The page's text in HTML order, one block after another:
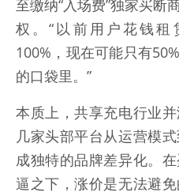
至缴纳“入场费”独家买断
权。“以前用户花钱
100%，现在可能只有
的口袋里。”
本质上，共享充电行业
几家头部平台从运营模
成独特的品牌差异化。
逼之下，涨价是无法避